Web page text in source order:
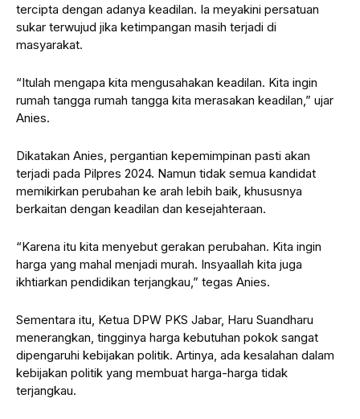
tercipta dengan adanya keadilan. Ia meyakini persatuan
sukar terwujud jika ketimpangan masih terjadi di
masyarakat.
“Itulah mengapa kita mengusahakan keadilan. Kita ingin
rumah tangga rumah tangga kita merasakan keadilan,” ujar
Anies.
Dikatakan Anies, pergantian kepemimpinan pasti akan
terjadi pada Pilpres 2024. Namun tidak semua kandidat
memikirkan perubahan ke arah lebih baik, khususnya
berkaitan dengan keadilan dan kesejahteraan.
“Karena itu kita menyebut gerakan perubahan. Kita ingin
harga yang mahal menjadi murah. Insyaallah kita juga
ikhtiarkan pendidikan terjangkau,” tegas Anies.
Sementara itu, Ketua DPW PKS Jabar, Haru Suandharu
menerangkan, tingginya harga kebutuhan pokok sangat
dipengaruhi kebijakan politik. Artinya, ada kesalahan dalam
kebijakan politik yang membuat harga-harga tidak
terjangkau.